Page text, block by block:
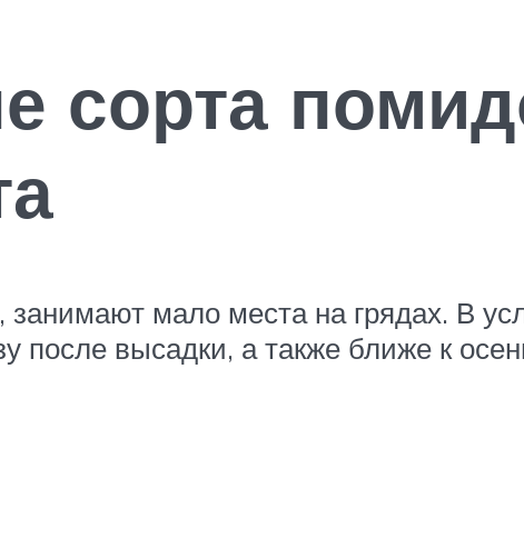
сорта
занимают мало места на грядах. В
после высадки, а также ближе к